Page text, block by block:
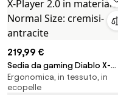
219,99 €
Sedia da gaming Diablo X-
Player 2.0 in materiale Normal
Size: cremisi-antracite
Ergonomica, in tessuto, in
ecopelle